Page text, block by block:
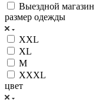
Выездной магазин
размер одежды
XXL
XL
M
XXXL
цвет